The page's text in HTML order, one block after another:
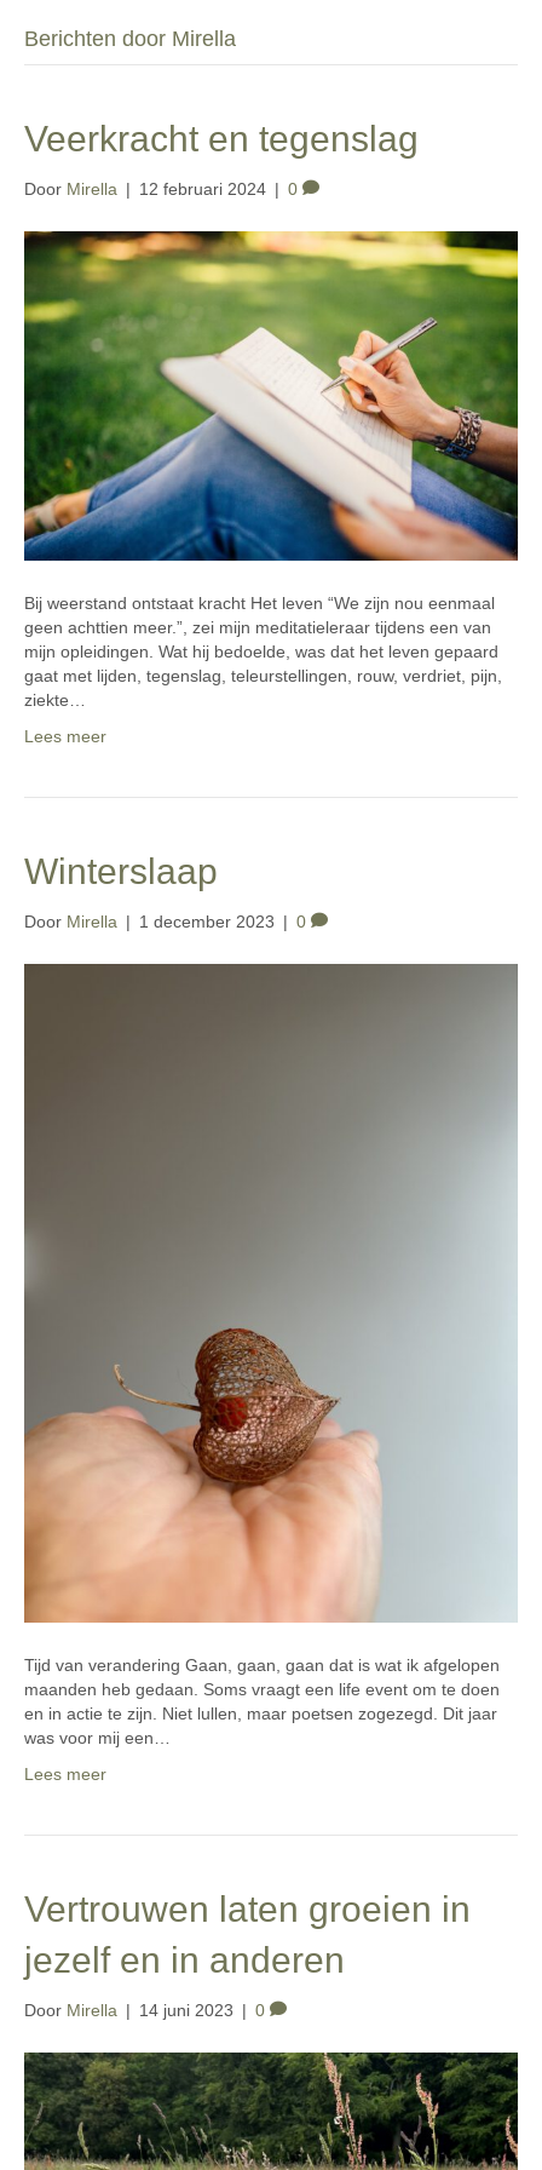
Berichten door Mirella
Veerkracht en tegenslag
Door Mirella | 12 februari 2024 | 0
Bij weerstand ontstaat kracht Het leven “We zijn nou eenmaal
geen achttien meer.”, zei mijn meditatieleraar tijdens een van
mijn opleidingen. Wat hij bedoelde, was dat het leven gepaard
gaat met lijden, tegenslag, teleurstellingen, rouw, verdriet, pijn,
ziekte…
Lees meer
Winterslaap
Door Mirella | 1 december 2023 | 0
Tijd van verandering Gaan, gaan, gaan dat is wat ik afgelopen
maanden heb gedaan. Soms vraagt een life event om te doen
en in actie te zijn. Niet lullen, maar poetsen zogezegd. Dit jaar
was voor mij een…
Lees meer
Vertrouwen laten groeien in
jezelf en in anderen
Door Mirella | 14 juni 2023 | 0